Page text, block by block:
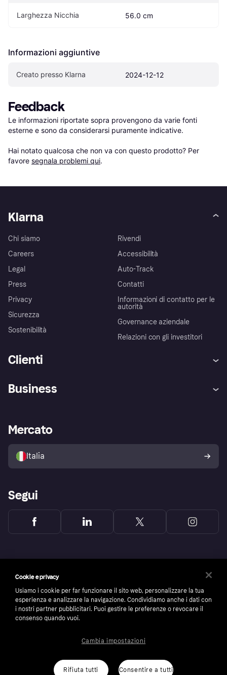
Larghezza Nicchia 56.0 cm
Informazioni aggiuntive
Creato presso Klarna 2024-12-12
Feedback
Le informazioni riportate sopra provengono da varie fonti
esterne e sono da considerarsi puramente indicative.
Hai notato qualcosa che non va con questo prodotto? Per
favore segnala problemi qui.
Klarna
Chi siamo
Careers
Legal
Press
Privacy
Sicurezza
Sostenibilità
Rivendi
Accessibilità
Auto-Track
Contatti
Informazioni di contatto per le
autorità
Governance aziendale
Relazioni con gli investitori
Clienti
Esplora i negozi
Politica di protezione
dell'acquirente Klarna
Business
Accesso aziende
Mercato
Italia
Segui
number: 556737-0431
Cookie e privacy
Usiamo i cookie per far funzionare il sito web, personalizzare la tua
esperienza e analizzare la navigazione. Condividiamo anche i dati con
i nostri partner pubblicitari. Puoi gestire le preferenze o revocare il
consenso quando vuoi.
Rifiuta tutti Consentire a tutti
Cambia impostazioni